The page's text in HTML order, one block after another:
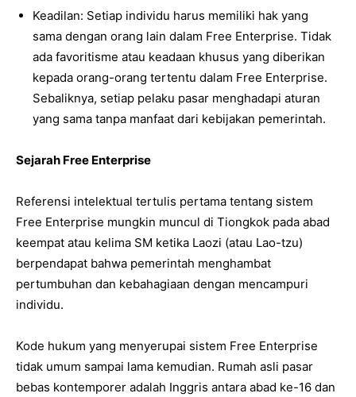
Keadilan: Setiap individu harus memiliki hak yang
sama dengan orang lain dalam Free Enterprise. Tidak
ada favoritisme atau keadaan khusus yang diberikan
kepada orang-orang tertentu dalam Free Enterprise.
Sebaliknya, setiap pelaku pasar menghadapi aturan
yang sama tanpa manfaat dari kebijakan pemerintah.
Sejarah Free Enterprise
Referensi intelektual tertulis pertama tentang sistem
Free Enterprise mungkin muncul di Tiongkok pada abad
keempat atau kelima SM ketika Laozi (atau Lao-tzu)
berpendapat bahwa pemerintah menghambat
pertumbuhan dan kebahagiaan dengan mencampuri
individu.
Kode hukum yang menyerupai sistem Free Enterprise
tidak umum sampai lama kemudian. Rumah asli pasar
bebas kontemporer adalah Inggris antara abad ke-16 dan